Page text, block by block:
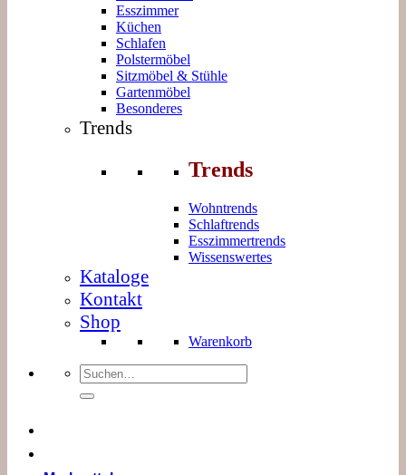
Esszimmer
Küchen
Schlafen
Polstermöbel
Sitzmöbel & Stühle
Gartenmöbel
Besonderes
Trends
Trends
Wohntrends
Schlaftrends
Esszimmertrends
Wissenswertes
Kataloge
Kontakt
Shop
Warenkorb
Suchen
nach: